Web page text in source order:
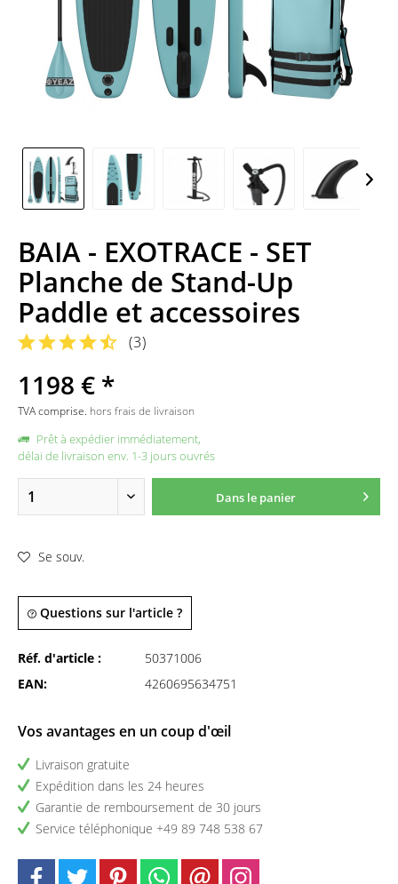
BAIA - EXOTRACE - SET
Planche de Stand-Up
Paddle et accessoires
(3)
1198 € *
TVA comprise. hors frais de livraison
Prêt à expédier immédiatement,
délai de livraison env. 1-3 jours ouvrés
Dans le panier
Se souv.
Questions sur l'article ?
Réf. d'article :
50371006
EAN:
4260695634751
Vos avantages en un coup d'œil
Livraison gratuite
Expédition dans les 24 heures
Garantie de remboursement de 30 jours
Service téléphonique +49 89 748 538 67